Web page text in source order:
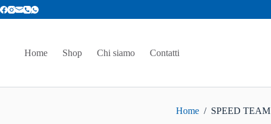
Salta
al
Home Shop Chi siamo Contatti
Home / SPEED TEAM